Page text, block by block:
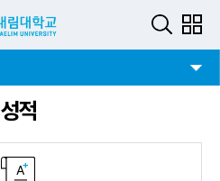
성적